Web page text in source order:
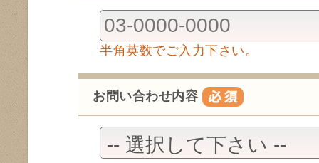
半角英数でご入力下さい。
お問い合わせ内容